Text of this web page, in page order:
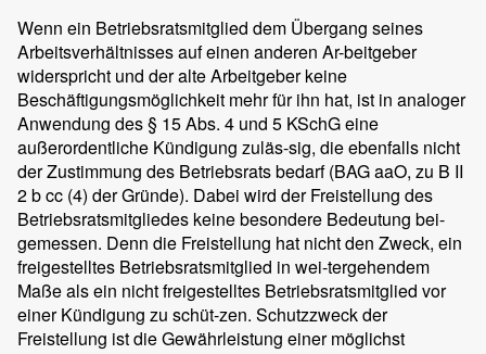
Wenn ein Betriebsratsmitglied dem Übergang seines
Arbeitsverhältnisses auf einen anderen Ar-beitgeber
widerspricht und der alte Arbeitgeber keine
Beschäftigungsmöglichkeit mehr für ihn hat, ist in analoger
Anwendung des § 15 Abs. 4 und 5 KSchG eine
außerordentliche Kündigung zuläs-sig, die ebenfalls nicht
der Zustimmung des Betriebsrats bedarf (BAG aaO, zu B II
2 b cc (4) der Gründe). Dabei wird der Freistellung des
Betriebsratsmitgliedes keine besondere Bedeutung bei-
gemessen. Denn die Freistellung hat nicht den Zweck, ein
freigestelltes Betriebsratsmitglied in wei-tergehendem
Maße als ein nicht freigestelltes Betriebsratsmitglied vor
einer Kündigung zu schüt-zen. Schutzzweck der
Freistellung ist die Gewährleistung einer möglichst